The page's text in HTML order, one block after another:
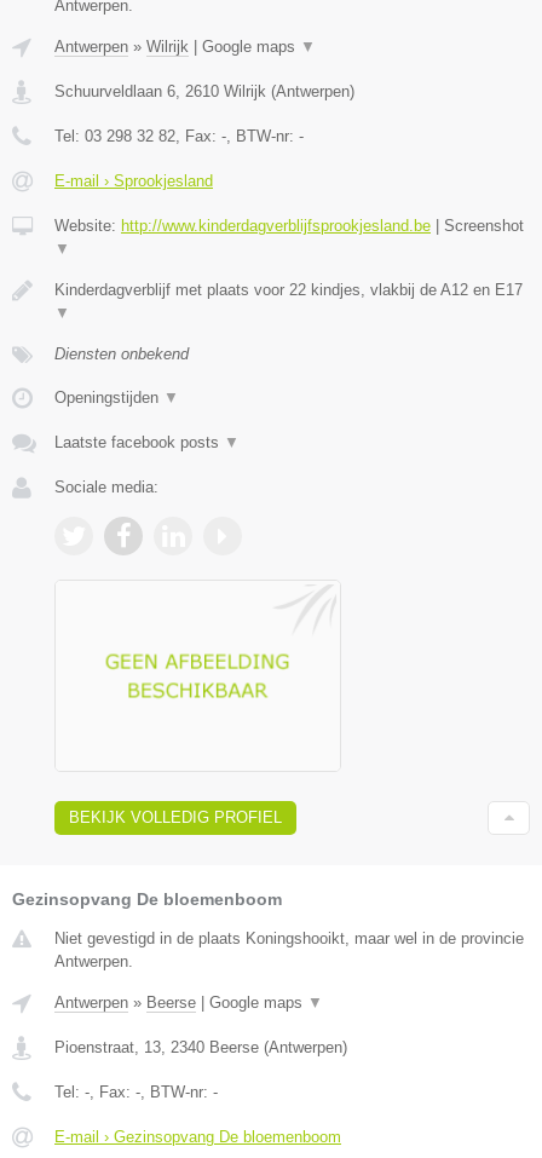
Antwerpen.
Antwerpen » Wilrijk Google maps ▼
Schuurveldlaan 6, 2610 Wilrijk (Antwerpen)
Tel: 03 298 32 82, Fax: -, BTW-nr: -
E-mail › Sprookjesland
Website: http://www.kinderdagverblijfsprookjesland.be
Screenshot
▼
Kinderdagverblijf met plaats voor 22 kindjes, vlakbij de A12 en E17
▼
Diensten onbekend
Openingstijden ▼
Laatste facebook posts ▼
Sociale media:
BEKIJK VOLLEDIG PROFIEL
Gezinsopvang De bloemenboom
Niet gevestigd in de plaats Koningshooikt, maar wel in de provincie
Antwerpen.
Antwerpen » Beerse Google maps ▼
Pioenstraat, 13, 2340 Beerse (Antwerpen)
Tel: -, Fax: -, BTW-nr: -
E-mail › Gezinsopvang De bloemenboom